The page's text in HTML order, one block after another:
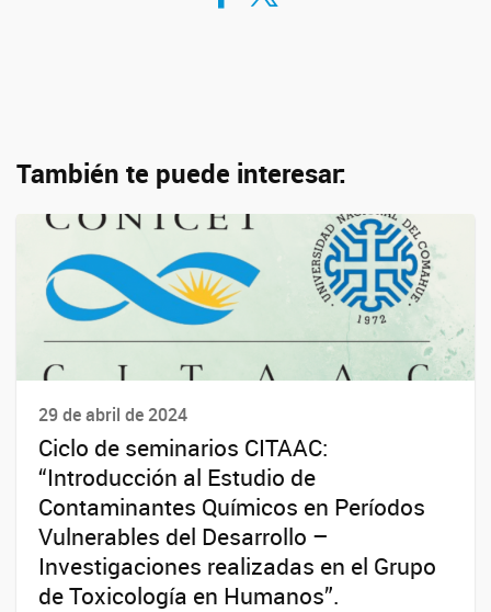
También te puede interesar:
29 de abril de 2024
Ciclo de seminarios CITAAC:
“Introducción al Estudio de
Contaminantes Químicos en Períodos
Vulnerables del Desarrollo –
Investigaciones realizadas en el Grupo
de Toxicología en Humanos”.